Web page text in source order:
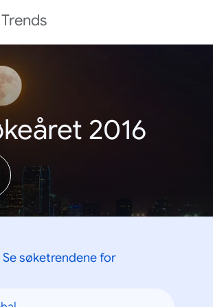
Trends
2016
Se søketrendene for